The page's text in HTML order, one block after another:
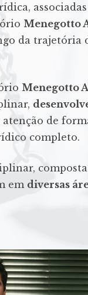
Menegotto
da trajetória
Menegotto
atenção de
completo.
em diversas